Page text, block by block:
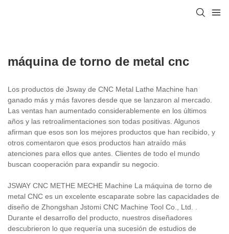
máquina de torno de metal cnc
Los productos de Jsway de CNC Metal Lathe Machine han
ganado más y más favores desde que se lanzaron al mercado.
Las ventas han aumentado considerablemente en los últimos
años y las retroalimentaciones son todas positivas. Algunos
afirman que esos son los mejores productos que han recibido, y
otros comentaron que esos productos han atraído más
atenciones para ellos que antes. Clientes de todo el mundo
buscan cooperación para expandir su negocio.
JSWAY CNC METHE MECHE Machine La máquina de torno de
metal CNC es un excelente escaparate sobre las capacidades de
diseño de Zhongshan Jstomi CNC Machine Tool Co., Ltd. .
Durante el desarrollo del producto, nuestros diseñadores
descubrieron lo que requería una sucesión de estudios de